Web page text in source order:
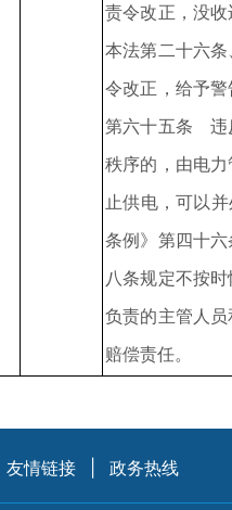
责令改正，没
本法第二十六
令改正，给予
第六十五条 违
秩序的，由电
止供电，可以
条例》第四十
八条规定不按
负责的主管人
赔偿责任。
友情链接 政务热线